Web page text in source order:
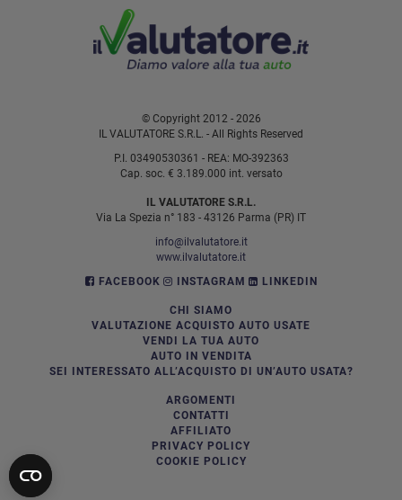
© Copyright 2012 - 2026
IL VALUTATORE S.R.L. - All Rights Reserved
P.I. 03490530361 - REA: MO-392363
Cap. soc. € 3.189.000 int. versato
IL VALUTATORE S.R.L.
Via La Spezia n° 183 - 43126 Parma (PR) IT
info@ilvalutatore.it
www.ilvalutatore.it
FACEBOOK
INSTAGRAM LINKEDIN
CHI SIAMO
VALUTAZIONE ACQUISTO AUTO USATE
VENDI LA TUA AUTO
AUTO IN VENDITA
SEI INTERESSATO ALL’ACQUISTO DI UN’AUTO USATA?
ARGOMENTI
CONTATTI
AFFILIATO
PRIVACY POLICY
COOKIE POLICY